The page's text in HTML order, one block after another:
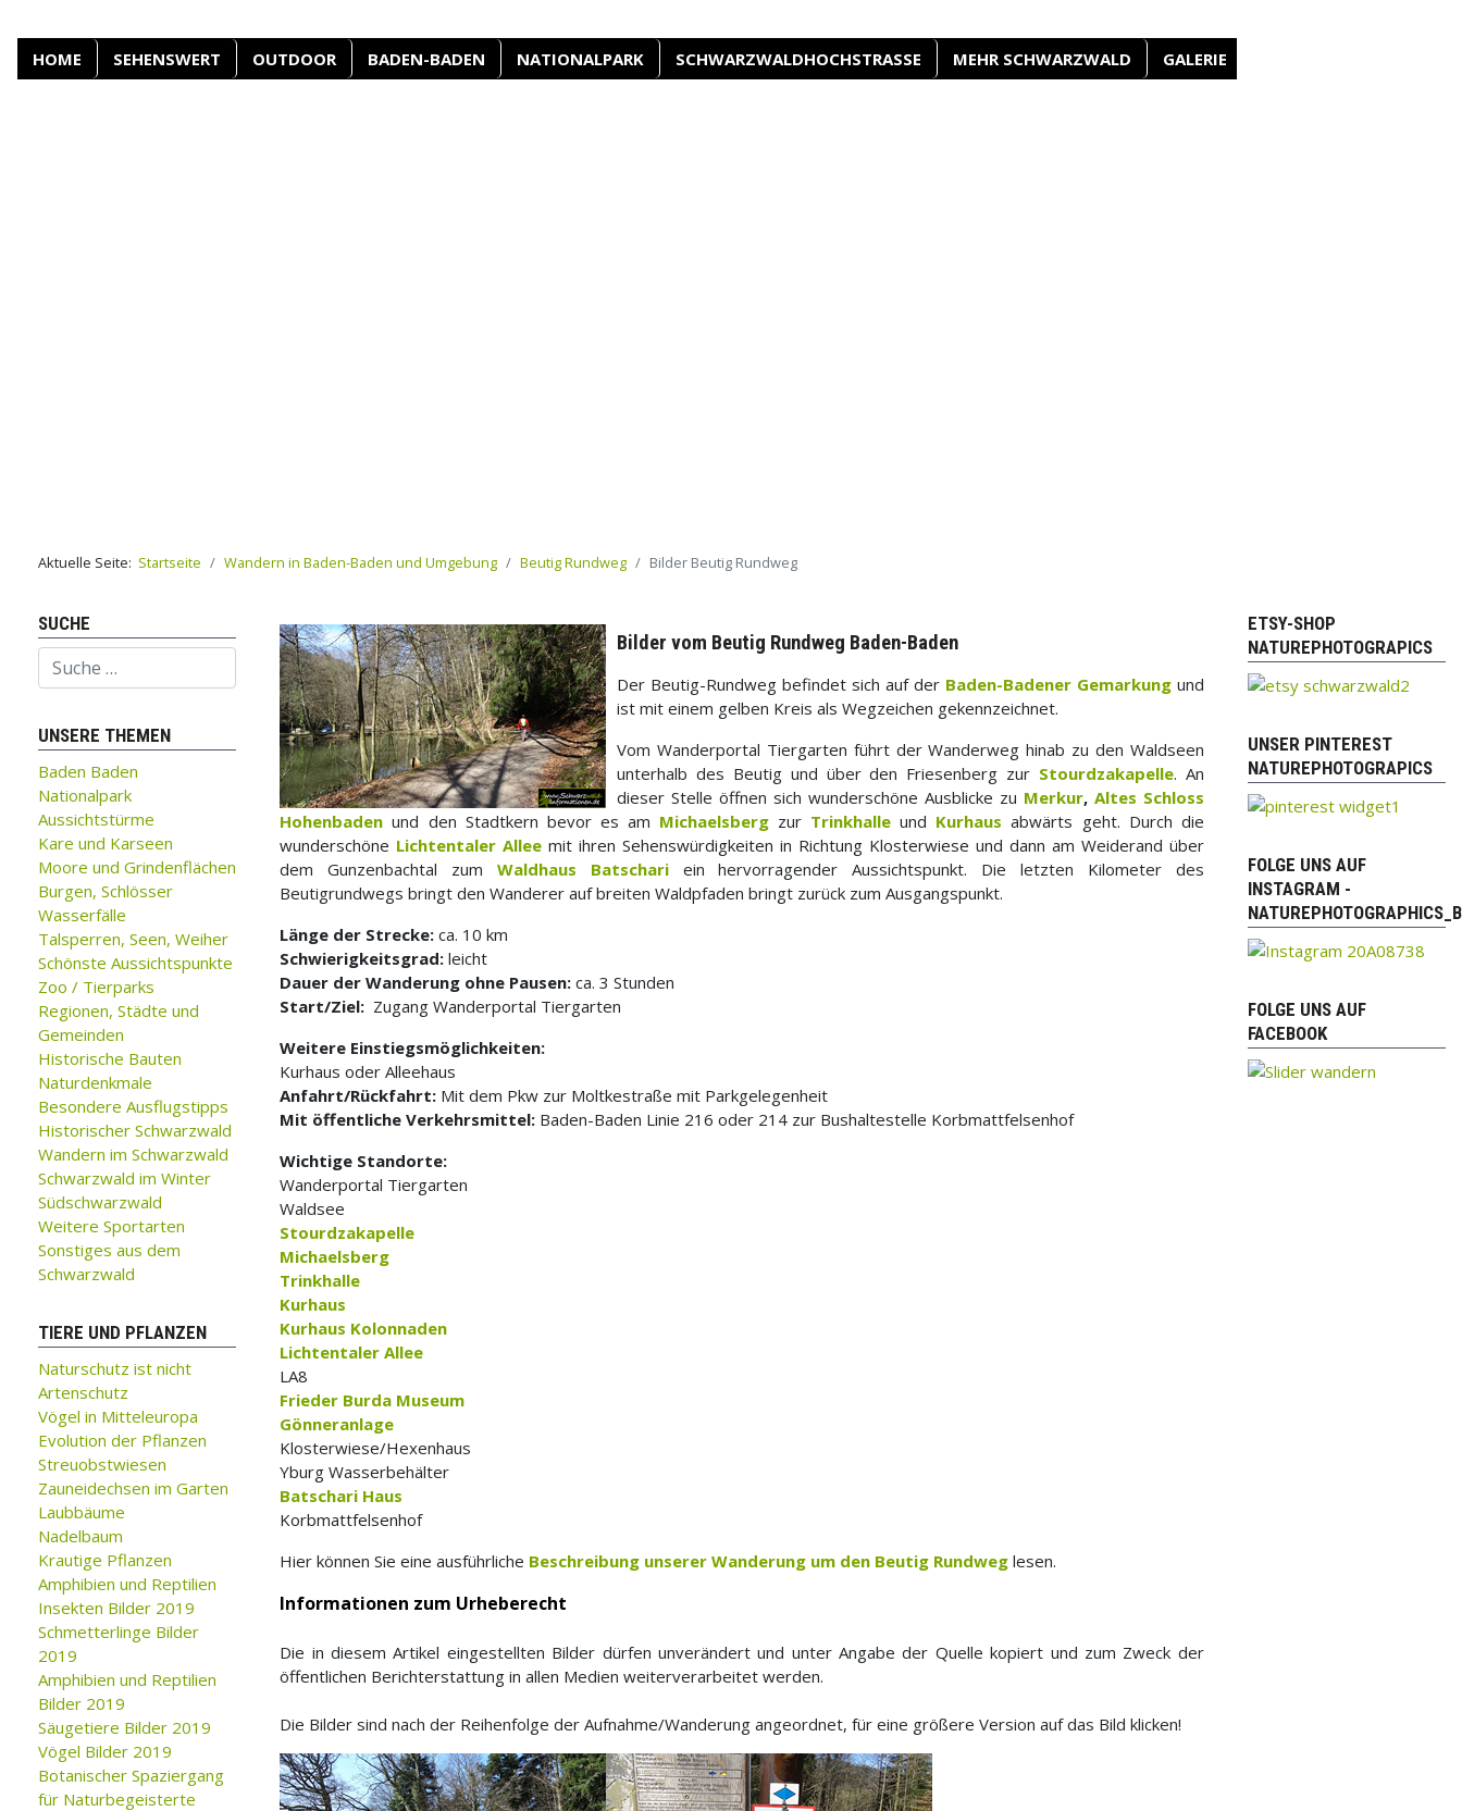
HOME SEHENSWERT OUTDOOR BADEN-BADEN NATIONALPARK SCHWARZWALDHOCHSTRASSE MEHR SCHWARZWALD GALERIE
Aktuelle Seite: Startseite Wandern in Baden-Baden und Umgebung Beutig Rundweg Bilder Beutig Rundweg
SUCHE
Suchen
UNSERE THEMEN
Baden Baden
Nationalpark
Aussichtstürme
Kare und Karseen
Moore und Grindenflächen
Burgen, Schlösser
Wasserfälle
Talsperren, Seen, Weiher
Schönste Aussichtspunkte
Zoo / Tierparks
Regionen, Städte und
Gemeinden
Historische Bauten
Naturdenkmale
Besondere Ausflugstipps
Historischer Schwarzwald
Wandern im Schwarzwald
Schwarzwald im Winter
Südschwarzwald
Weitere Sportarten
Sonstiges aus dem
Schwarzwald
TIERE UND PFLANZEN
Naturschutz ist nicht
Artenschutz
Vögel in Mitteleuropa
Evolution der Pflanzen
Streuobstwiesen
Zauneidechsen im Garten
Laubbäume
Nadelbaum
Krautige Pflanzen
Amphibien und Reptilien
Insekten Bilder 2019
Schmetterlinge Bilder
2019
Amphibien und Reptilien
Bilder 2019
Säugetiere Bilder 2019
Vögel Bilder 2019
Botanischer Spaziergang
für Naturbegeisterte
Bilder vom Beutig Rundweg Baden-Baden
Der Beutig-Rundweg befindet sich auf der Baden-Badener Gemarkungund
ist mit einem gelben Kreis als Wegzeichen gekennzeichnet.
Vom Wanderportal Tiergarten führt der Wanderweg hinab zu den Waldseen
unterhalb des Beutig und über den Friesenberg zur Stourdzakapelle. An
dieser Stelle öffnen sich wunderschöne Ausblicke zu Merkur, Altes Schloss
Hohenbaden und den Stadtkern bevor es am Michaelsbergzur Trinkhalle und Kurhaus abwärts geht. Durch die
wunderschöne Lichtentaler Allee mit ihren Sehenswürdigkeiten in Richtung Klosterwiese und dann am Weiderand über
dem Gunzenbachtal zum Waldhaus Batschariein hervorragender Aussichtspunkt. Die letzten Kilometer des
Beutigrundwegs bringt den Wanderer auf breiten Waldpfaden bringt zurück zum Ausgangspunkt.
Länge der Strecke: ca. 10 km
Schwierigkeitsgrad: leicht
Dauer der Wanderung ohne Pausen: ca. 3 Stunden
Start/Ziel: Zugang Wanderportal Tiergarten
Weitere Einstiegsmöglichkeiten:
Kurhaus oder Alleehaus
Anfahrt/Rückfahrt: Mit dem Pkw zur Moltkestraße mit Parkgelegenheit
Mit öffentliche Verkehrsmittel: Baden-Baden Linie 216 oder 214 zur Bushaltestelle Korbmattfelsenhof
Wichtige Standorte:
Wanderportal Tiergarten
Waldsee
Stourdzakapelle
Michaelsberg
Trinkhalle
Kurhaus
Kurhaus Kolonnaden
Lichtentaler Allee
LA8
Frieder Burda Museum
Gönneranlage
Klosterwiese/Hexenhaus
Yburg Wasserbehälter
Batschari Haus
Korbmattfelsenhof
Hier können Sie eine ausführliche Beschreibung unserer Wanderung um den Beutig Rundweg lesen.
Informationen zum Urheberecht
Die in diesem Artikel eingestellten Bilder dürfen unverändert und unter Angabe der Quelle kopiert und zum Zweck der
öffentlichen Berichterstattung in allen Medien weiterverarbeitet werden.
Die Bilder sind nach der Reihenfolge der Aufnahme/Wanderung angeordnet, für eine größere Version auf das Bild klicken!
ETSY-SHOP
NATUREPHOTOGRAPICS
UNSER PINTEREST
NATUREPHOTOGRAPICS
FOLGE UNS AUF
INSTAGRAM -
FOLGE UNS AUF
FACEBOOK